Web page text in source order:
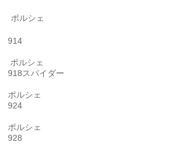
ポルシェ
914
ポルシェ
918スパイダー
ポルシェ
924
ポルシェ
928